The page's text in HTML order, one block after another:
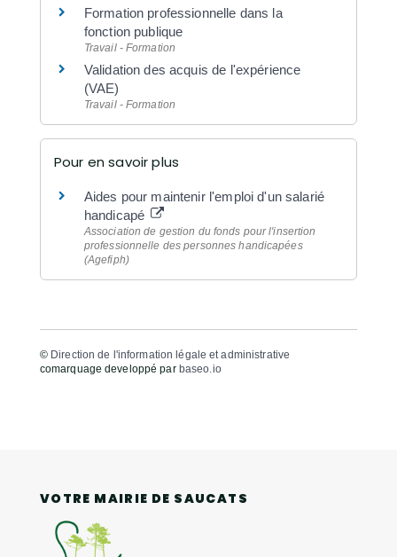
Formation professionnelle dans la
fonction publique
Travail - Formation
Validation des acquis de l'expérience
(VAE)
Travail - Formation
Pour en savoir plus
Aides pour maintenir l'emploi d'un salarié
handicapé
Association de gestion du fonds pour l'insertion
professionnelle des personnes handicapées
(Agefiph)
© Direction de l'information légale et administrative
comarquage developpé par baseo.io
VOTRE MAIRIE DE SAUCATS